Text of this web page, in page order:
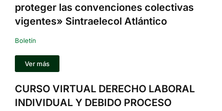
proteger las convenciones colectivas
vigentes» Sintraelecol Atlántico
Boletín
Ver más
CURSO VIRTUAL DERECHO LABORAL
INDIVIDUAL Y DEBIDO PROCESO